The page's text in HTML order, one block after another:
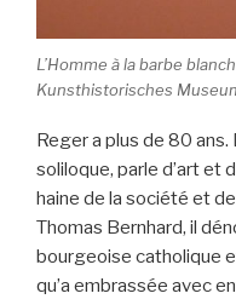
L’Homme à la barbe
Kunsthistorisches
Reger a plus de 80
soliloque, parle d’art et
haine de la société et
Thomas Bernhard, il
bourgeoise catholique
qu’a embrassée avec